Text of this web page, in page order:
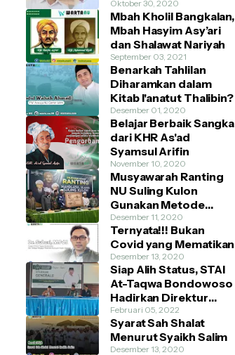
Utama
Oktober 30, 2020
Mbah Kholil Bangkalan,
Mbah Hasyim Asy’ari
dan Shalawat Nariyah
September 03, 2021
Benarkah Tahlilan
Diharamkan dalam
Kitab I'anatut Thalibin?
Desember 01, 2020
Belajar Berbaik Sangka
dari KHR As'ad
Syamsul Arifin
November 10, 2020
Musyawarah Ranting
NU Suling Kulon
Gunakan Metode
AHWA dan Demokratis
Desember 11, 2020
Ternyata!!! Bukan
Covid yang Mematikan
Desember 13, 2020
Siap Alih Status, STAI
At-Taqwa Bondowoso
Hadirkan Direktur
Pendidikan Tinggi
Kemenag RI
Februari 05, 2022
Syarat Sah Shalat
Menurut Syaikh Salim
Desember 13, 2020